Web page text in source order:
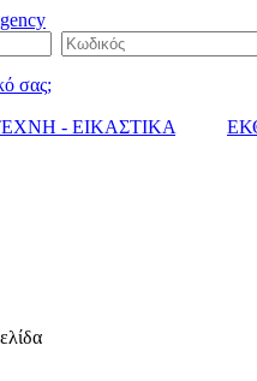
σας;
- ΕΙΚΑΣΤΙΚΑ